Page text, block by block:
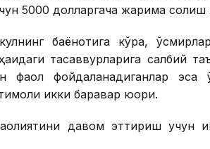
5000 долларгача жарима солиш
баёнотига кўра,
тасаввурларига салбий
фаол фойдаланадиганлар эса
икки баравар юқори.
давом эттириш учун